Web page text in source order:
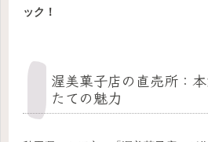
ック！
渥美菓子店の直売所：
たての魅力